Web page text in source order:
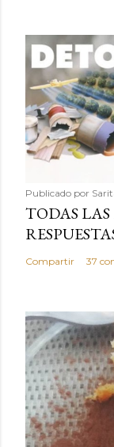
Publicado por
TODAS
Compartir 37